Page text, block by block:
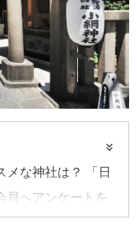
メな神社は？ 「日
員へアンケートを